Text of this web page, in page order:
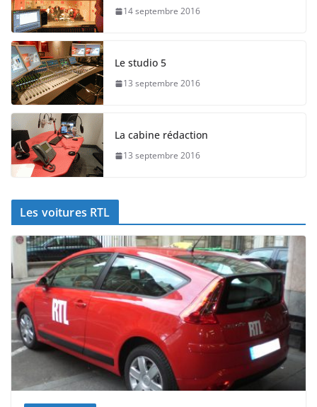
14 septembre 2016
Le studio 5
13 septembre 2016
La cabine rédaction
13 septembre 2016
Les voitures RTL